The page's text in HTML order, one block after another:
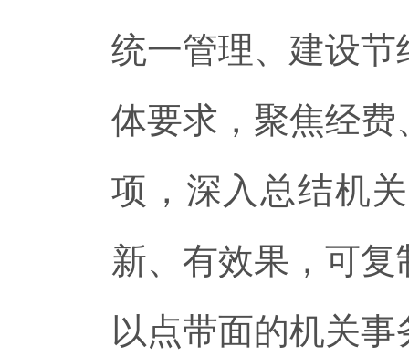
统一管理、建设
体要求，聚焦经
项，深入总结机
新、有效果，可
以点带面的机关